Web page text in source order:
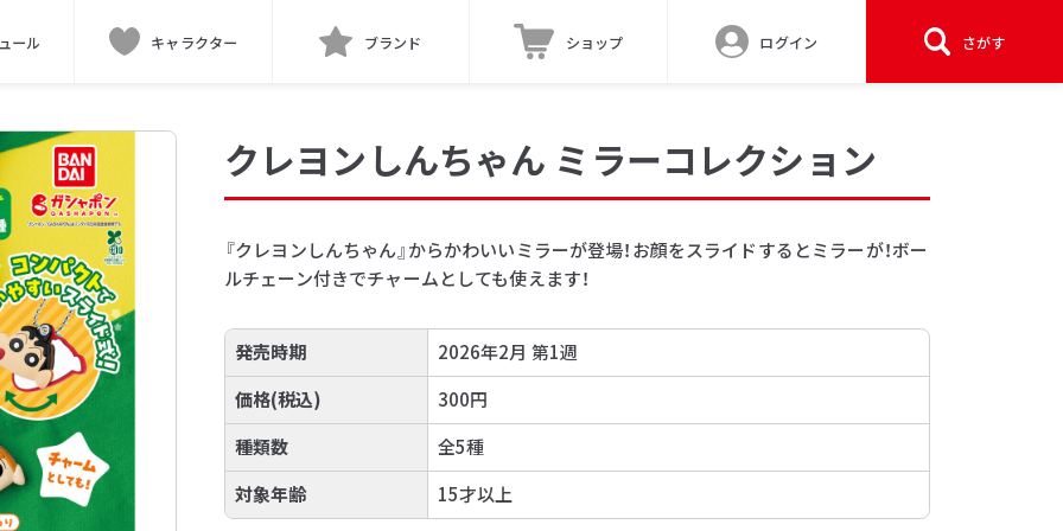
ール キャラクター ブランド ショップ ログイン さがす
クレヨンしんちゃん ミラーコレクション
『クレヨンしんちゃん』からかわいいミラーが登場！お顔をスライドするとミラーが！ボー
ルチェーン付きでチャームとしても使えます！
発売時期
2026年2月 第1週
価格(税込)
300円
種類数
全5種
対象年齢
15才以上